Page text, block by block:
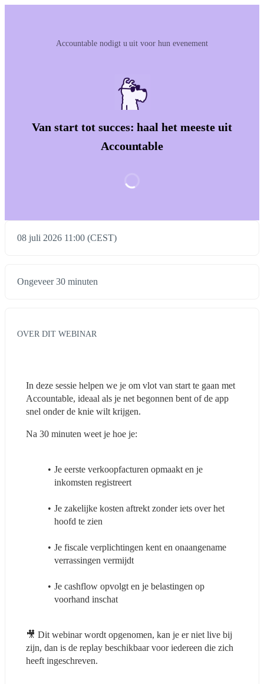
Accountable nodigt u uit voor hun evenement
Van start tot succes: haal het meeste uit
Accountable
08 juli 2026 11:00 (CEST)
Ongeveer 30 minuten
OVER DIT WEBINAR
In deze sessie helpen we je om vlot van start te gaan met
Accountable, ideaal als je net begonnen bent of de app
snel onder de knie wilt krijgen.
Na 30 minuten weet je hoe je:
Je eerste verkoopfacturen opmaakt en je
inkomsten registreert
Je zakelijke kosten aftrekt zonder iets over het
hoofd te zien
Je fiscale verplichtingen kent en onaangename
verrassingen vermijdt
Je cashflow opvolgt en je belastingen op
voorhand inschat
🎥 Dit webinar wordt opgenomen, kan je er niet live bij
zijn, dan is de replay beschikbaar voor iedereen die zich
heeft ingeschreven.